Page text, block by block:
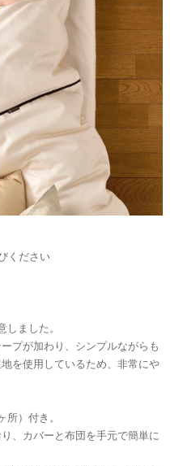
ください
ました。
プが加わり、シンプルながらも
を使用しているため、非常にや
）付き。
、カバーと布団を手元で簡単に